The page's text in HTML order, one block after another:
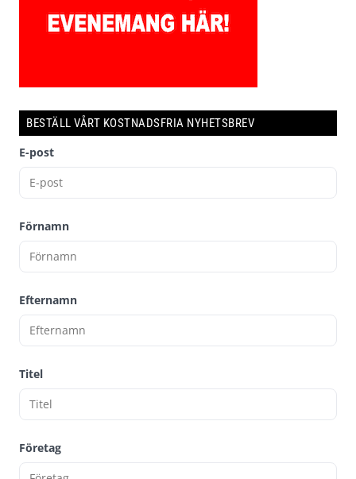
BESTÄLL VÅRT KOSTNADSFRIA NYHETSBREV
E-post
Förnamn
Efternamn
Titel
Företag